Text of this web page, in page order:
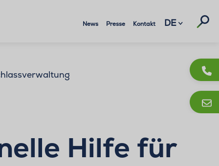
News Presse Kontakt DE
Hilfe für